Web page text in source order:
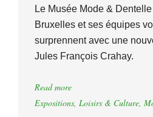
Le Musée Mode &
Bruxelles et ses équipes
surprennent avec une
Jules François Crahay.
Read more
Expositions, Loisirs & Culture,